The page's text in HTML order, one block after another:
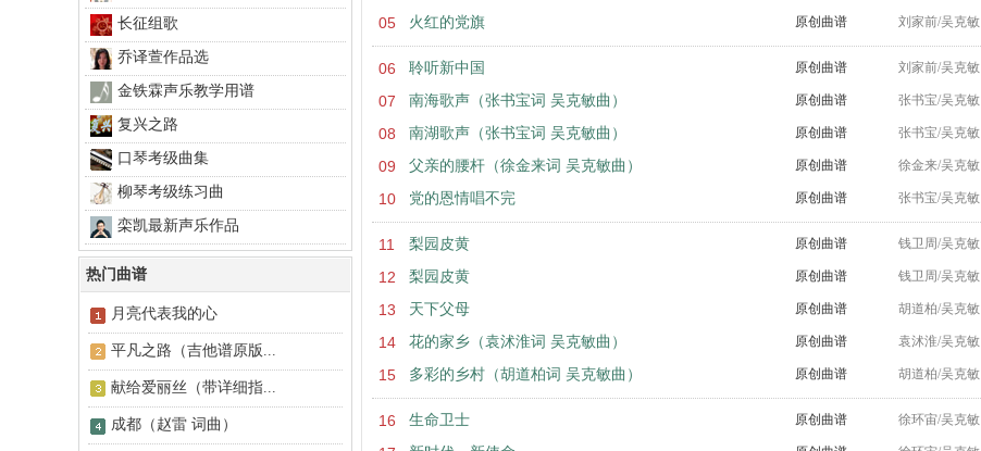
05 火红的党旗 原创曲谱 刘家前/吴克敏
06 聆听新中国 原创曲谱 刘家前/吴克敏
07 南海歌声（张书宝词 吴克敏曲） 原创曲谱 张书宝/吴克敏
08 南湖歌声（张书宝词 吴克敏曲） 原创曲谱 张书宝/吴克敏
09 父亲的腰杆（徐金来词 吴克敏曲） 原创曲谱 徐金来/吴克敏
10 党的恩情唱不完 原创曲谱 张书宝/吴克敏
11 梨园皮黄 原创曲谱 钱卫周/吴克敏
12 梨园皮黄 原创曲谱 钱卫周/吴克敏
13 天下父母 原创曲谱 胡道柏/吴克敏
14 花的家乡（袁沭淮词 吴克敏曲） 原创曲谱 袁沭淮/吴克敏
15 多彩的乡村（胡道柏词 吴克敏曲） 原创曲谱 胡道柏/吴克敏
16 生命卫士 原创曲谱 徐环宙/吴克敏
长征组歌
乔译萱作品选
金铁霖声乐教学用谱
复兴之路
口琴考级曲集
柳琴考级练习曲
栾凯最新声乐作品
热门曲谱
月亮代表我的心
平凡之路（吉他谱原版...
献给爱丽丝（带详细指...
成都（赵雷 词曲）